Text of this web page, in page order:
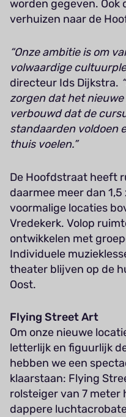
worden gegeven. Ook
verhuizen naar de
“Onze ambitie is om
volwaardige
directeur Ids Dijkstra.
zorgen dat het
verbouwd dat de
standaarden voldoen
thuis voelen.”
De Hoofdstraat heeft
daarmee meer dan
voormalige locaties
Vredekerk. Volop
ontwikkelen met
Individuele
theater blijven op de
Oost.
Flying Street Art
Om onze nieuwe
letterlijk en figuurlijk
hebben we een
klaarstaan: Flying
rolsteiger van 7 meter
dappere